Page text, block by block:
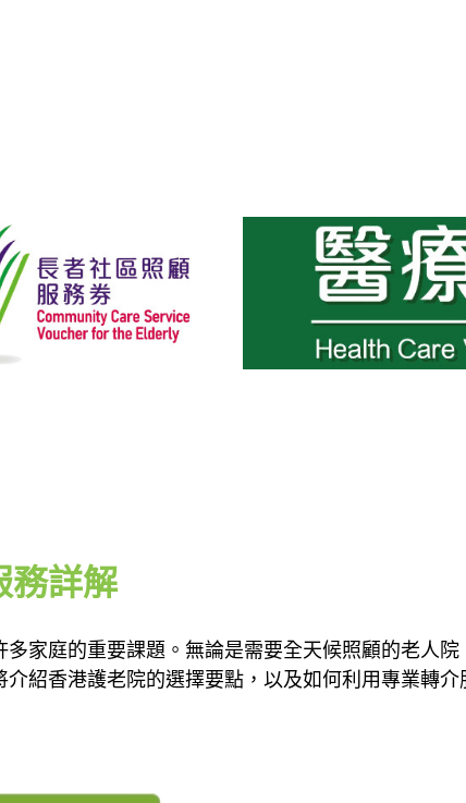
務詳解
家庭的重要課題。無論是需要全天候照顧的老人
紹香港護老院的選擇要點，以及如何利用專業轉